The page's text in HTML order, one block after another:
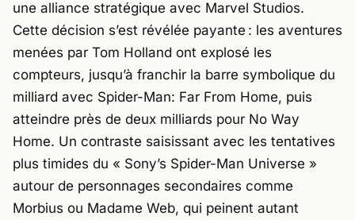
une alliance stratégique avec Marvel Studios.
Cette décision s’est révélée payante : les aventures
menées par Tom Holland ont explosé les
compteurs, jusqu’à franchir la barre symbolique du
milliard avec Spider-Man: Far From Home, puis
atteindre près de deux milliards pour No Way
Home. Un contraste saisissant avec les tentatives
plus timides du « Sony’s Spider-Man Universe »
autour de personnages secondaires comme
Morbius ou Madame Web, qui peinent autant